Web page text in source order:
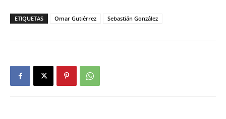
ETIQUETAS Omar Gutiérrez Sebastián González